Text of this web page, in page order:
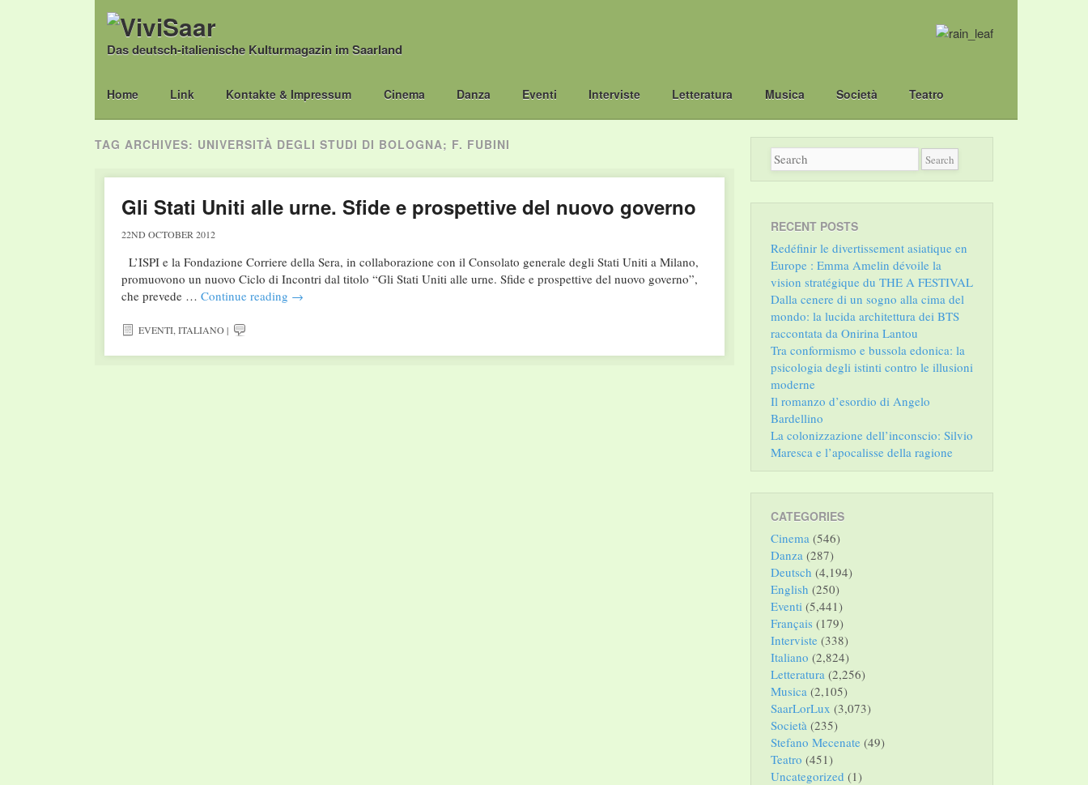
Das deutsch-italienische Kulturmagazin im Saarland
Main menu
Skip
Home Link Kontakte & Impressum Cinema Danza Eventi Interviste Letteratura Musica Società Teatro
TAG ARCHIVES: UNIVERSITÀ DEGLI STUDI DI BOLOGNA; F. FUBINI
Gli Stati Uniti alle urne. Sfide e prospettive del nuovo governo
22ND OCTOBER 2012
L’ISPI e la Fondazione Corriere della Sera, in collaborazione con il Consolato generale degli Stati Uniti a Milano,
promuovono un nuovo Ciclo di Incontri dal titolo “Gli Stati Uniti alle urne. Sfide e prospettive del nuovo governo”,
che prevede … Continue reading →
EVENTI,ITALIANO|
RECENT POSTS
Redéfinir le divertissement asiatique en
Europe : Emma Amelin dévoile la
vision stratégique du THE A FESTIVAL
Dalla cenere di un sogno alla cima del
mondo: la lucida architettura dei BTS
raccontata da Onirina Lantou
Tra conformismo e bussola edonica: la
psicologia degli istinti contro le illusioni
moderne
Il romanzo d’esordio di Angelo
Bardellino
La colonizzazione dell’inconscio: Silvio
Maresca e l’apocalisse della ragione
CATEGORIES
Cinema (546)
Danza (287)
Deutsch (4,194)
English (250)
Eventi (5,441)
Français (179)
Interviste (338)
Italiano (2,824)
Letteratura (2,256)
Musica (2,105)
SaarLorLux (3,073)
Società (235)
Stefano Mecenate (49)
Teatro (451)
Uncategorized (1)